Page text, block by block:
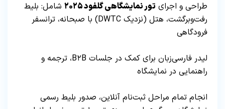
طراحی و اجرای تور نمایشگاهی گلفود ۲۰۲۵
شامل: بلیط
رفت‌وبرگشت، هتل (نزدیک DWTC) با صبحانه، ترانسفر
فرودگاهی
لیدر فارسی‌زبان برای کمک در جلسات B۲B، ترجمه و
راهنمایی در نمایشگاه
انجام تمام مراحل ثبت‌نام آنلاین، صدور بلیط رسمی